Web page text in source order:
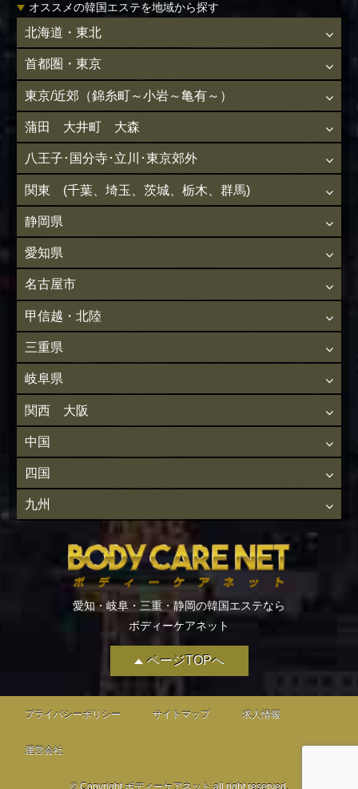
ページTOPへ
オススメの韓国エステを地域から探す
北海道・東北
首都圏・東京
東京/近郊（錦糸町～小岩～亀有～）
蒲田 大井町 大森
八王子･国分寺･立川･東京郊外
関東 (千葉、埼玉、茨城、栃木、群馬)
静岡県
愛知県
名古屋市
甲信越・北陸
三重県
岐阜県
関西 大阪
中国
四国
九州
愛知・岐阜・三重・静岡の韓国エステなら
ボディーケアネット
プライバシーポリシー サイトマップ 求人情報
運営会社
© Copyright ボディーケアネット all right reserved.